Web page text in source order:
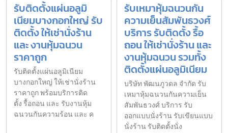
รับติดตั้งแผ่นอลูมิ
เนียมบางกอกใหญ่ รับ
ติดตั้ง ให้เช่านั่งร้าน
และ งานหุ้มฉนวน
ราคาถูก
รับติดตั้งแผ่นอลูมิเนียม
บางกอกใหญ่ ให้เช่านั่งร้าน
ราคาถูก พร้อมบริการติด
ตั้ง รื้อถอน และ รับงานหุ้ม
ฉนวนกันความร้อน และ ค
รับเหมาหุ้มฉนวนกัน
ความเย็นสัมพันธวงศ์
บริการ รับติดตั้ง รื้อ
ถอน ให้เช่านั่งร้าน และ
งานหุ้มฉนวน รวมทั้ง
ติดตั้งแผ่นอลูมิเนียม
บริษัท พัฒนภูวดล จำกัด รับ
เหมาหุ้มฉนวนกันความเย็น
สัมพันธวงศ์ บริการ รับ
ออกแบบนั่งร้าน รับเขียนแบบ
นั่งร้าน รับติดตั้งนั่ง